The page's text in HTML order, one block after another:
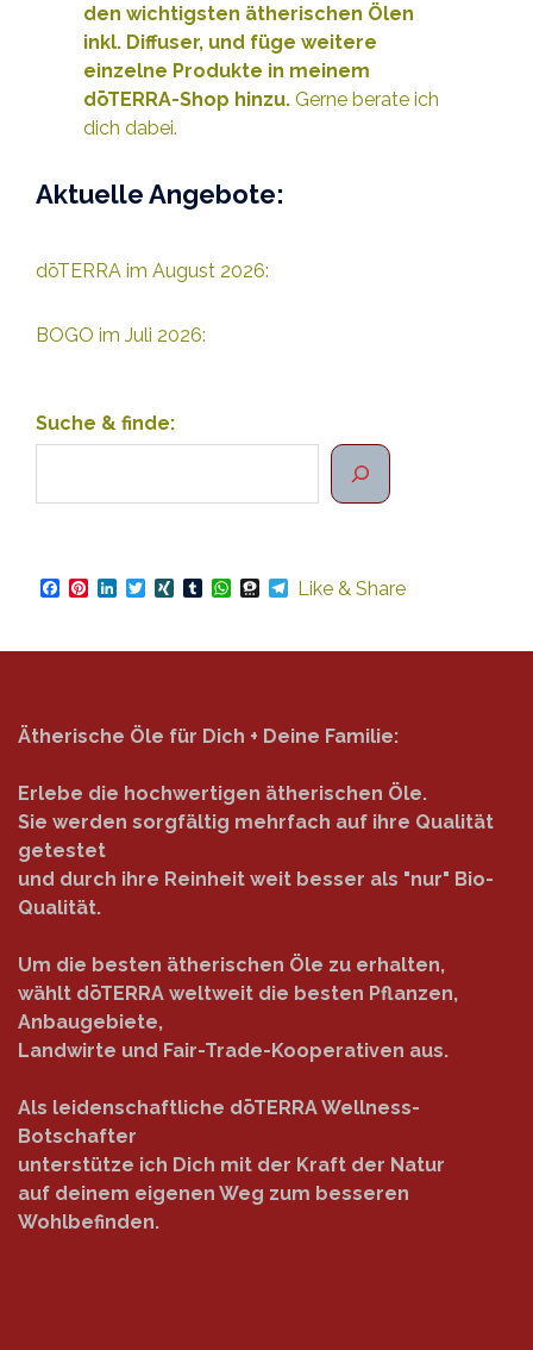
den wichtigsten ätherischen Ölen
inkl. Diffuser, und füge weitere
einzelne Produkte in meinem
dōTERRA-Shop hinzu. Gerne berate ich
dich dabei.
Aktuelle Angebote:
dōTERRA im August 2026:
BOGO im Juli 2026:
Suche & finde:
Facebook
Pinterest
LinkedIn
TwitterXINGTumblrWhatsApp
ThreemaTelegram
Like & Share
Ätherische Öle für Dich + Deine Familie:
Erlebe die hochwertigen ätherischen Öle.
Sie werden sorgfältig mehrfach auf ihre Qualität
getestet
und durch ihre Reinheit weit besser als "nur" Bio-
Qualität.
Um die besten ätherischen Öle zu erhalten,
wählt dōTERRA weltweit die besten Pflanzen,
Anbaugebiete,
Landwirte und Fair-Trade-Kooperativen aus.
Als leidenschaftliche dōTERRA Wellness-
Botschafter
unterstütze ich Dich mit der Kraft der Natur
auf deinem eigenen Weg zum besseren
Wohlbefinden.